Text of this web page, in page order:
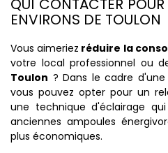
QUI CONTACTER
ENVIRONS DE TOULON
Vous aimeriez réduire la
votre local professionnel ou
Toulon ? Dans le cadre d'une
vous pouvez opter pour un
une technique d'éclairage
anciennes ampoules
plus économiques.